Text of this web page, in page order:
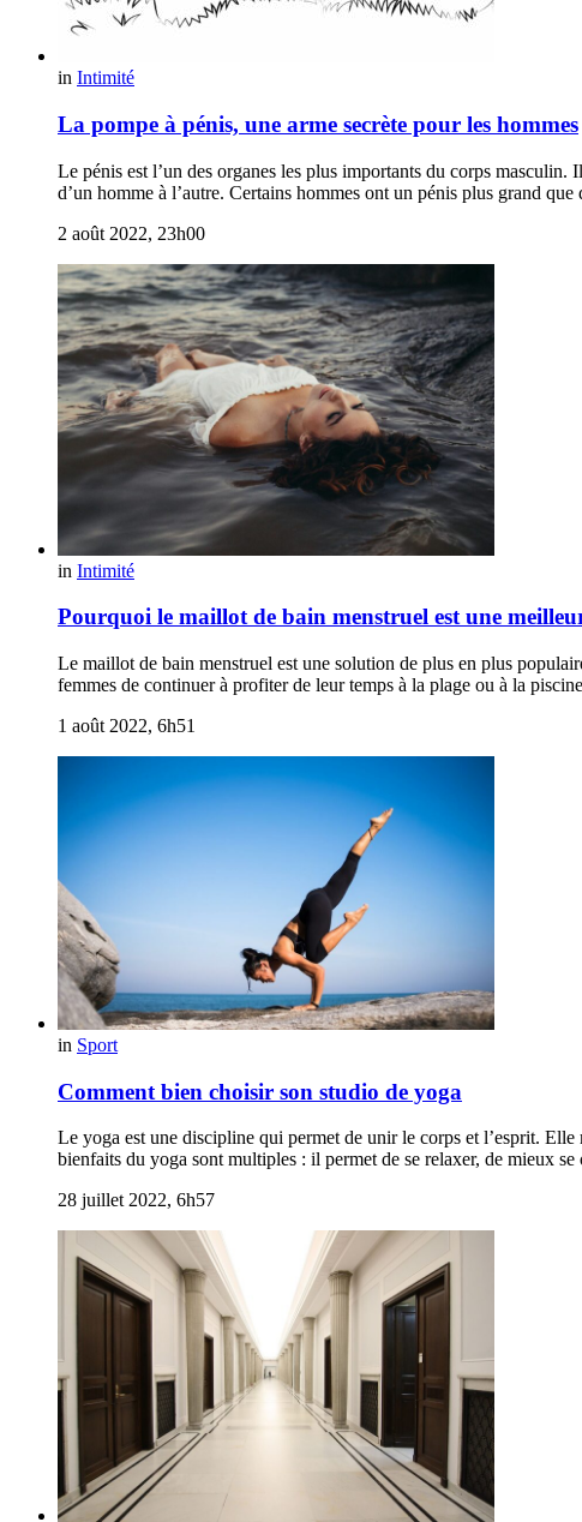
in Intimité
La pompe à pénis, une arme secrète pour les hommes
Le pénis est l’un des organes les plus importants du corps
d’un homme à l’autre. Certains hommes ont un pénis plus grand
2 août 2022, 23h00
in Intimité
Pourquoi le maillot de bain menstruel est une
Le maillot de bain menstruel est une solution de plus en plus
femmes de continuer à profiter de leur temps à la plage ou à la
1 août 2022, 6h51
in Sport
Comment bien choisir son studio de yoga
Le yoga est une discipline qui permet de unir le corps et l’esprit. Elle
bienfaits du yoga sont multiples : il permet de se relaxer, de mieux
28 juillet 2022, 6h57